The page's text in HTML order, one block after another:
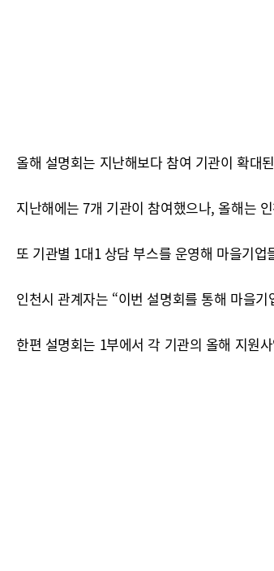
올해 설명회는 지난해보다 참여 기관이 확대
지난해에는 7개 기관이 참여했으나, 올해는
또 기관별 1대1 상담 부스를 운영해 마을기
인천시 관계자는 “이번 설명회를 통해 마을
한편 설명회는 1부에서 각 기관의 올해 지원